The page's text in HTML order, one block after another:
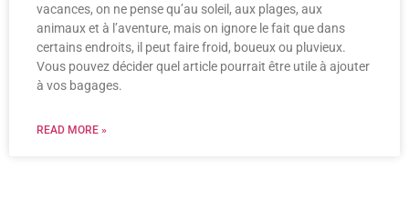
vacances, on ne pense qu’au soleil, aux plages, aux
animaux et à l’aventure, mais on ignore le fait que dans
certains endroits, il peut faire froid, boueux ou pluvieux.
Vous pouvez décider quel article pourrait être utile à ajouter
à vos bagages.
READ MORE »